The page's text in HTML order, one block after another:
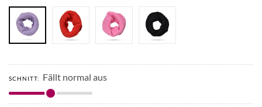
SCHNITT: Fällt normal aus